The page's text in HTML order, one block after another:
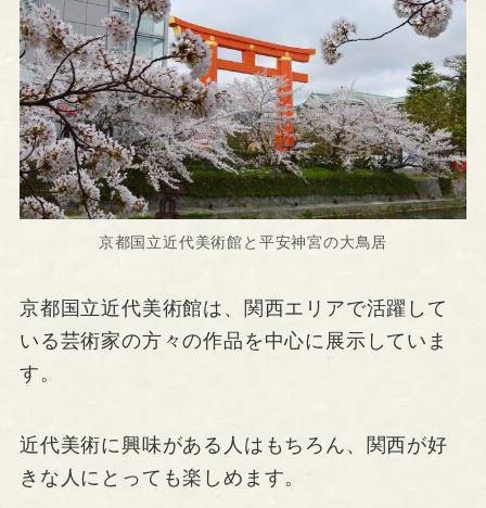
京都国立近代美術館と平安神宮の大鳥居
京都国立近代美術館は、関西エリアで活躍して
いる芸術家の方々の作品を中心に展示していま
す。
近代美術に興味がある人はもちろん、関西が好
きな人にとっても楽しめます。